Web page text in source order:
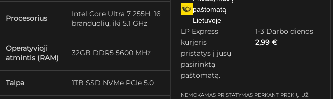
Procesorius
Intel Core Ultra 7 255H, 16
branduolių, iki 5.1 GHz
Operatyvioji
atmintis (RAM)
32GB DDR5 5600 MHz
Talpa 1TB SSD NVMe PCIe 5.0
paštomatą
Lietuvoje
LP Express
kurjeris
pristatys į jūsų
pasirinktą
paštomatą.
1-3 Darbo dienos
2,99€
NEMOKAMAS PRISTATYMAS PERKANT PREKIŲ UŽ